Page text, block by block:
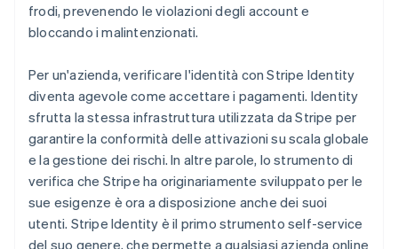
frodi, prevenendo le violazioni degli account e
bloccando i malintenzionati.
Per un'azienda, verificare l'identità con Stripe Identity
diventa agevole come accettare i pagamenti. Identity
sfrutta la stessa infrastruttura utilizzata da Stripe per
garantire la conformità delle attivazioni su scala globale
e la gestione dei rischi. In altre parole, lo strumento di
verifica che Stripe ha originariamente sviluppato per le
sue esigenze è ora a disposizione anche dei suoi
utenti. Stripe Identity è il primo strumento self-service
del suo genere, che permette a qualsiasi azienda online